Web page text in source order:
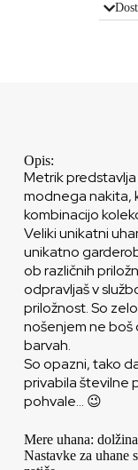
Opis:
Metrik
modnega nakita,
kombinacijo
Veliki unikatni
unikatno
ob različnih
odpravljaš v
priložnost. So
nošenjem ne boš
barvah.
So opazni, tako
privabila številne
pohvale… 😉
Mere uhana:
Nastavke za uhane